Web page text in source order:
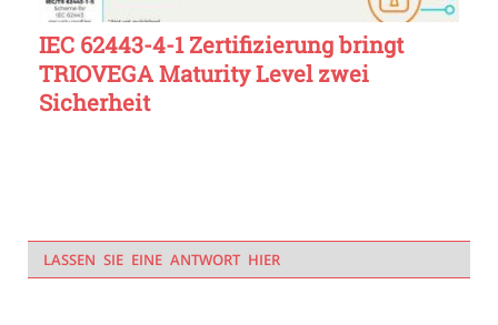
IEC 62443-4-1 Zertifizierung bringt
TRIOVEGA Maturity Level zwei
Sicherheit
LASSEN SIE EINE ANTWORT HIER